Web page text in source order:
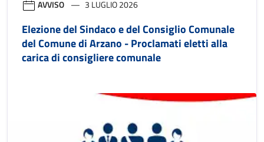
AVVISO 3 LUGLIO 2026
Elezione del Sindaco e del Consiglio Comunale
del Comune di Arzano - Proclamati eletti alla
carica di consigliere comunale